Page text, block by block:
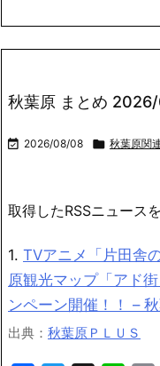
秋葉原 まとめ
 2026/08/08  秋葉原関
取得したRSSニュース
1. TVアニメ「片田舎
原観光マップ「アド
ンペーン開催！！ –
出典： 秋葉原ＰＬＵＳ